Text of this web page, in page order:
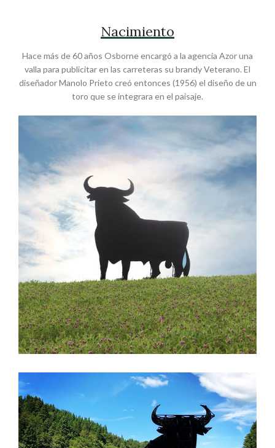
Nacimiento
Hace más de 60 años Osborne encargó a la agencia Azor una
valla para publicitar en las carreteras su brandy Veterano. El
diseñador Manolo Prieto creó entonces (1956) el diseño de un
toro que se integrara en el paisaje.